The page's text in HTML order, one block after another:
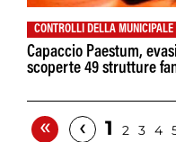
CONTROLLI DELLA MUNICIPALE
Capaccio Paestum,
scoperte 49 strutture
« ‹ 1 2 3 4